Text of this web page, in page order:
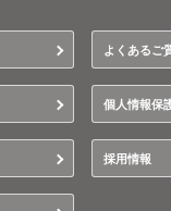
よくあるご
個人情報保
採用情報